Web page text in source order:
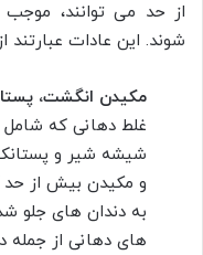
از حد می توانند،
شوند. این عادات عبارتند
مکیدن انگشت،
غلط دهانی که شامل
شیشه شیر و
و مکیدن بیش از
به دندان های جلو
های دهانی از جمله